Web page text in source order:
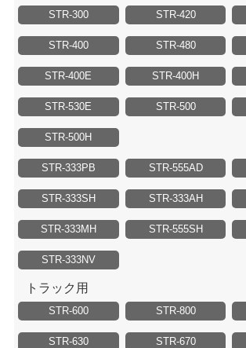
STR-300 STR-420
STR-400 STR-480
STR-400E STR-400H
STR-530E STR-500
STR-500H
STR-333PB STR-555AD
STR-333SH STR-333AH
STR-333MH STR-555SH
STR-333NV
トラック用
STR-600 STR-800
STR-630 STR-670